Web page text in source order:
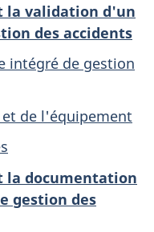
la validation d'un
des accidents
intégré de gestion
et de l'équipement
la documentation
gestion des